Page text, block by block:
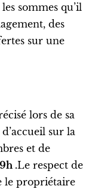
sommes qu’il
des
sur une
lors de sa
sur la
et de
.Le respect de
le propriétaire